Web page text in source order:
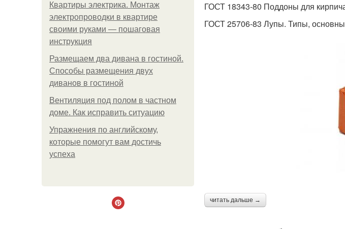
Квартиры электрика. Монтаж
электропроводки в квартире
своими руками — пошаговая
инструкция
Размещаем два дивана в гостиной.
Способы размещения двух
диванов в гостиной
Вентиляция под полом в частном
доме. Как исправить ситуацию
Упражнения по английскому,
которые помогут вам достичь
успеха
ГОСТ 18343-80 Поддоны для
ГОСТ 25706-83 Лупы. Типы,
читать дальше →